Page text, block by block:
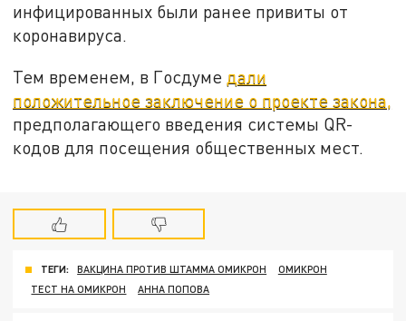
инфицированных были ранее привиты от
коронавируса.
Тем временем, в Госдуме дали
положительное заключение о проекте закона,
предполагающего введения системы QR-
кодов для посещения общественных мест.
ТЕГИ: ВАКЦИНА ПРОТИВ ШТАММА ОМИКРОН
ОМИКРОН
ТЕСТ НА ОМИКРОН
АННА ПОПОВА